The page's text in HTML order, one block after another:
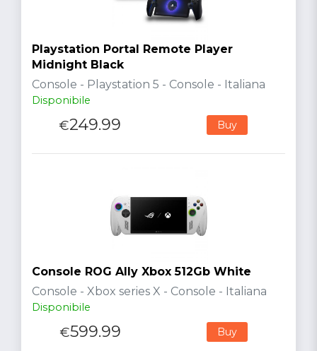
Playstation Portal Remote Player
Midnight Black
Console - Playstation 5 - Console - Italiana
Disponibile
€249.99 Buy
Console ROG Ally Xbox 512Gb White
Console - Xbox series X - Console - Italiana
Disponibile
€599.99 Buy